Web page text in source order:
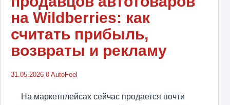
на Wildberries: как
считать прибыль,
возвраты и рекламу
31.05.2026 0 AutoFeel
На маркетплейсах сейчас продается почти